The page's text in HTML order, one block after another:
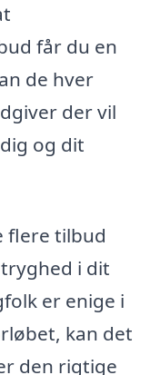
får du en
de hver
der vil
og dit
flere tilbud
i dit
er enige i
kan det
den rigtige